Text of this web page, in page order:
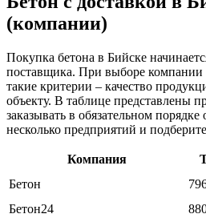
(компании)
Покупка бетона в Бийске
поставщика. При выборе компании
такие критерии – качество
объекту. В таблице представлены
заказывать в обязательном
несколько предприятий и
Компания
Бетон
Бетон24